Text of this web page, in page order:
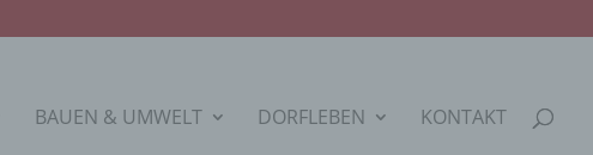
BAUEN & UMWELT DORFLEBEN KONTAKT